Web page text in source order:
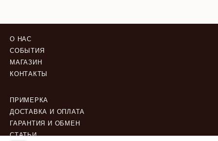
О НАС
СОБЫТИЯ
МАГАЗИН
КОНТАКТЫ
ПРИМЕРКА
ДОСТАВКА И ОПЛАТА
ГАРАНТИЯ И ОБМЕН
СТАТЬИ